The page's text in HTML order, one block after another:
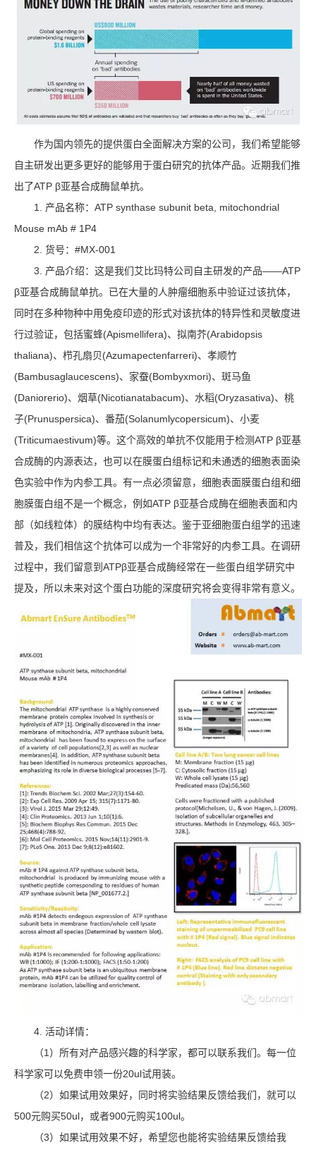
作为国内领先的提供蛋白全面解决方案的公司，我们希望能够
自主研发出更多更好的能够用于蛋白研究的抗体产品。近期我们推
出了ATP β亚基合成酶鼠单抗。
1. 产品名称：ATP synthase subunit beta, mitochondrial
Mouse mAb # 1P4
2. 货号：#MX-001
3. 产品介绍：这是我们艾比玛特公司自主研发的产品——ATP
β亚基合成酶鼠单抗。已在大量的人肿瘤细胞系中验证过该抗体，
同时在多种物种中用免疫印迹的形式对该抗体的特异性和灵敏度进
行过验证，包括蜜蜂(Apismellifera)、拟南芥(Arabidopsis
thaliana)、栉孔扇贝(Azumapectenfarreri)、孝顺竹
(Bambusaglaucescens)、家蚕(Bombyxmori)、斑马鱼
(Daniorerio)、烟草(Nicotianatabacum)、水稻(Oryzasativa)、桃
子(Prunuspersica)、番茄(Solanumlycopersicum)、小麦
(Triticumaestivum)等。这个高效的单抗不仅能用于检测ATP β亚基
合成酶的内源表达，也可以在膜蛋白组标记和未通透的细胞表面染
色实验中作为内参工具。有一点必须留意，细胞表面膜蛋白组和细
胞膜蛋白组不是一个概念，例如ATP β亚基合成酶在细胞表面和内
部（如线粒体）的膜结构中均有表达。鉴于亚细胞蛋白组学的迅速
普及，我们相信这个抗体可以成为一个非常好的内参工具。在调研
过程中，我们留意到ATPβ亚基合成酶经常在一些蛋白组学研究中
提及，所以未来对这个蛋白功能的深度研究将会变得非常有意义。
4. 活动详情：
（1）所有对产品感兴趣的科学家，都可以联系我们。每一位
科学家可以免费申领一份20ul试用装。
（2）如果试用效果好，同时将实验结果反馈给我们，就可以
500元购买50ul，或者900元购买100ul。
（3）如果试用效果不好，希望您也能将实验结果反馈给我